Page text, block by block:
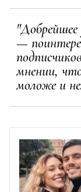
—
мнении,
моложе и